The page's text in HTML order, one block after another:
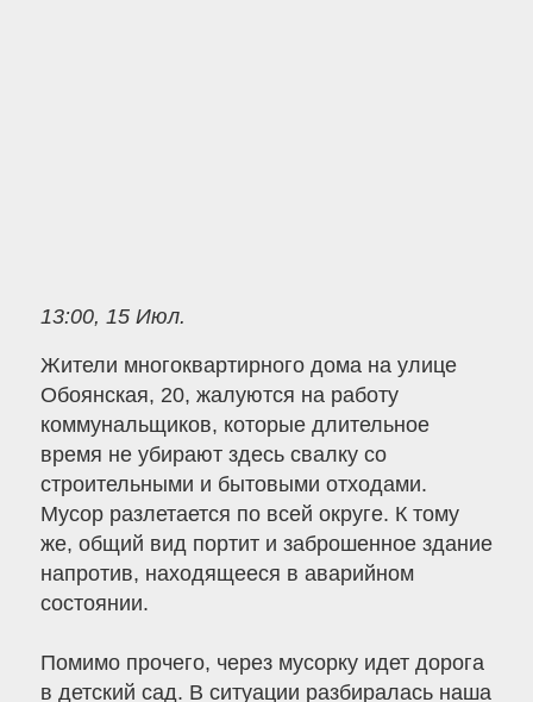
13:00, 15 Июл.
Жители многоквартирного дома на улице
Обоянская, 20, жалуются на работу
коммунальщиков, которые длительное
время не убирают здесь свалку со
строительными и бытовыми отходами.
Мусор разлетается по всей округе. К тому
же, общий вид портит и заброшенное здание
напротив, находящееся в аварийном
состоянии.
Помимо прочего, через мусорку идет дорога
в детский сад. В ситуации разбиралась наша